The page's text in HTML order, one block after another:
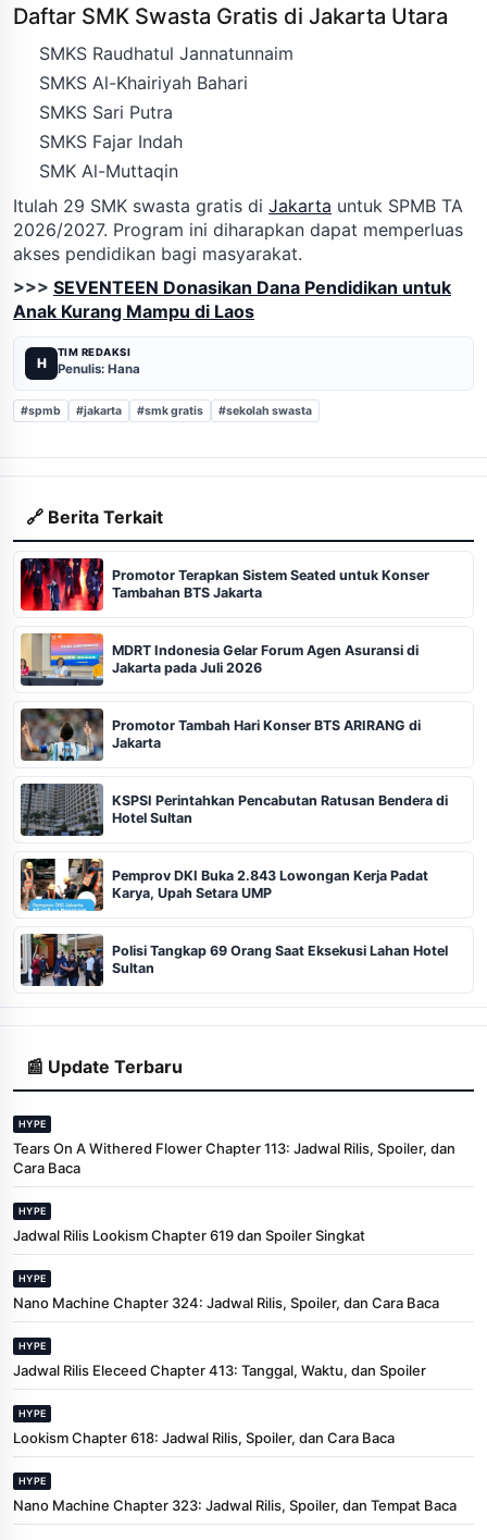
Daftar SMK Swasta Gratis di Jakarta Utara
SMKS Raudhatul Jannatunnaim
SMKS Al-Khairiyah Bahari
SMKS Sari Putra
SMKS Fajar Indah
SMK Al-Muttaqin
Itulah 29 SMK swasta gratis di Jakarta untuk SPMB TA
2026/2027. Program ini diharapkan dapat memperluas
akses pendidikan bagi masyarakat.
>>> SEVENTEEN Donasikan Dana Pendidikan untuk
Anak Kurang Mampu di Laos
H
TIM REDAKSI
Penulis: Hana
#spmb #jakarta #smk gratis #sekolah swasta
🔗 Berita Terkait
Promotor Terapkan Sistem Seated untuk Konser
Tambahan BTS Jakarta
MDRT Indonesia Gelar Forum Agen Asuransi di
Jakarta pada Juli 2026
Promotor Tambah Hari Konser BTS ARIRANG di
Jakarta
KSPSI Perintahkan Pencabutan Ratusan Bendera di
Hotel Sultan
Pemprov DKI Buka 2.843 Lowongan Kerja Padat
Karya, Upah Setara UMP
Polisi Tangkap 69 Orang Saat Eksekusi Lahan Hotel
Sultan
📰 Update Terbaru
HYPE
Tears On A Withered Flower Chapter 113: Jadwal Rilis, Spoiler, dan
Cara Baca
HYPE
Jadwal Rilis Lookism Chapter 619 dan Spoiler Singkat
HYPE
Nano Machine Chapter 324: Jadwal Rilis, Spoiler, dan Cara Baca
HYPE
Jadwal Rilis Eleceed Chapter 413: Tanggal, Waktu, dan Spoiler
HYPE
Lookism Chapter 618: Jadwal Rilis, Spoiler, dan Cara Baca
HYPE
Nano Machine Chapter 323: Jadwal Rilis, Spoiler, dan Tempat Baca